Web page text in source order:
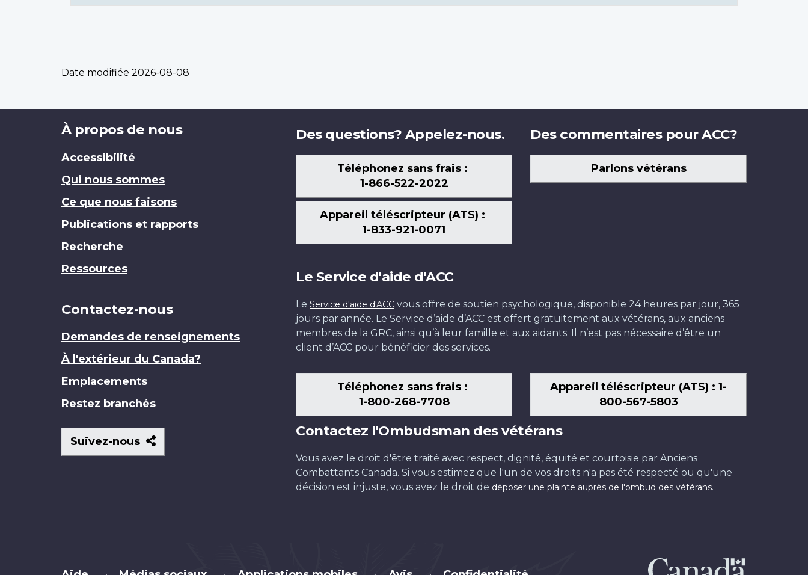
Date modifiée 2026-08-08
Brand
À propos de nous
Accessibilité
Qui nous sommes
Ce que nous faisons
Publications et rapports
Recherche
Ressources
Contactez-nous
Demandes de renseignements
À l'extérieur du Canada?
Emplacements
Restez branchés
Suivez-nous
Suivez-
nous
Des questions? Appelez-nous.
Téléphonez sans frais :
1-866-522-2022
Appareil téléscripteur (ATS) :
1-833-921-0071
Des commentaires pour ACC?
Parlons vétérans
Le Service d'aide d'ACC
Le Service d'aide d'ACC vous offre de soutien psychologique, disponible 24 heures par jour, 365
jours par année. Le Service d’aide d’ACC est offert gratuitement aux vétérans, aux anciens
membres de la GRC, ainsi qu’à leur famille et aux aidants. Il n’est pas nécessaire d’être un
client d’ACC pour bénéficier des services.
Téléphonez sans frais :
1-800-268-7708
Appareil téléscripteur (ATS) : 1-
800-567-5803
Contactez l'Ombudsman des vétérans
Vous avez le droit d'être traité avec respect, dignité, équité et courtoisie par Anciens
Combattants Canada. Si vous estimez que l'un de vos droits n'a pas été respecté ou qu'une
décision est injuste, vous avez le droit de déposer une plainte auprès de l'ombud des vétérans.
Brand